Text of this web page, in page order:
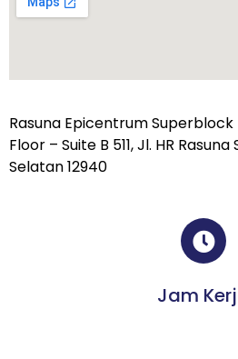
Rasuna Epicentrum
Floor – Suite B 511, Jl. HR
Selatan 12940
Jam